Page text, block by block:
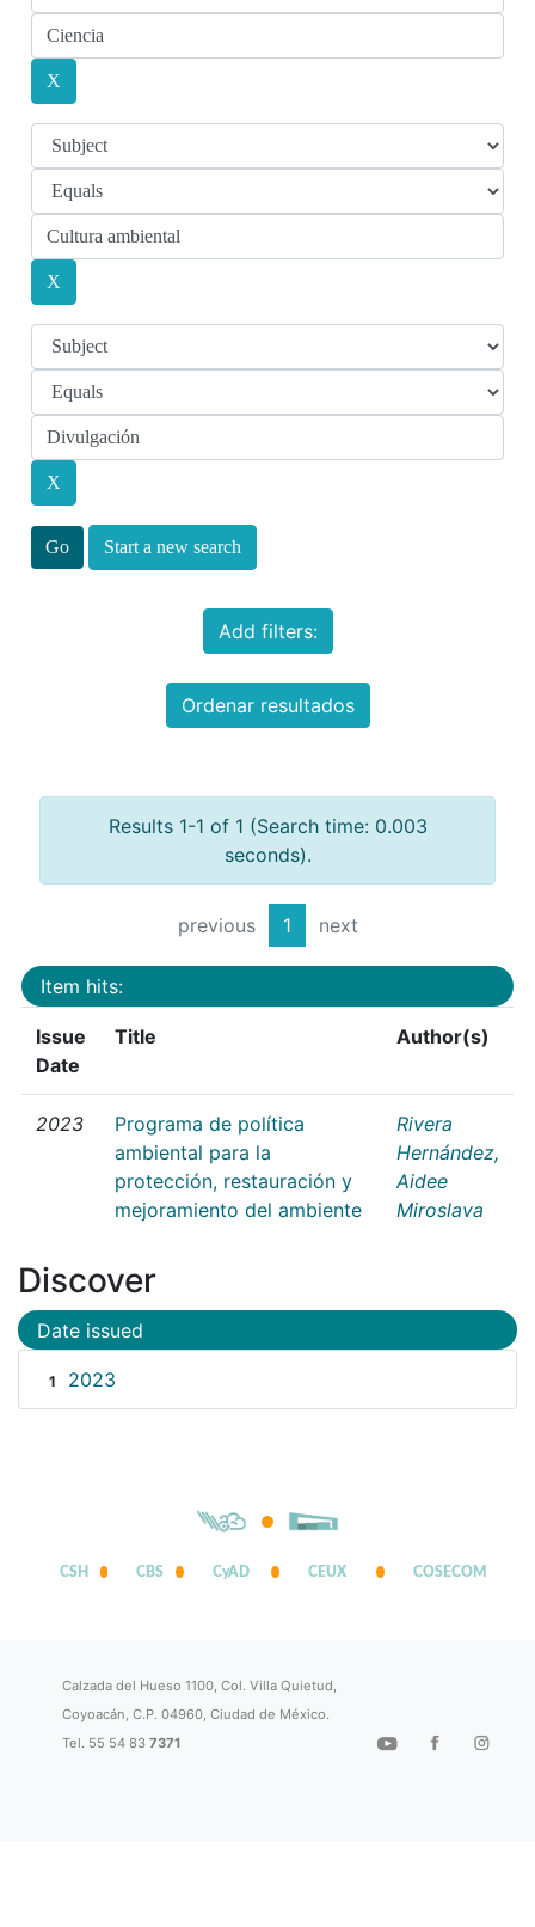
Start a new search
Add filters:
Ordenar resultados
Results 1-1 of 1 (Search time: 0.003
seconds).
previous 1 next
Item hits:
Issue
Date
Title Author(s)
2023
Programa de política
ambiental para la
protección, restauración y
mejoramiento del ambiente
Rivera
Hernández,
Aidee
Miroslava
Discover
Date issued
1 2023
CSH CBS CyAD CEUX COSECOM
Calzada del Hueso 1100, Col. Villa Quietud,
Coyoacán, C.P. 04960, Ciudad de México.
Tel. 55 54 837371